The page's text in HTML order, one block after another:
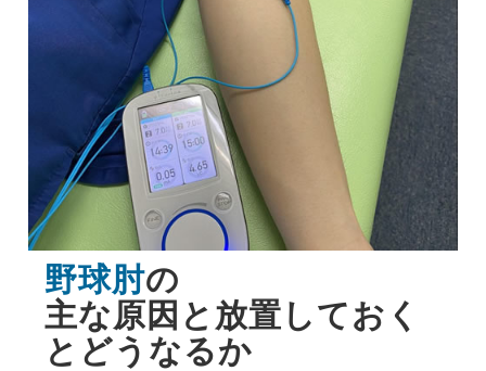
野球肘の
主な原因と放置しておく
とどうなるか